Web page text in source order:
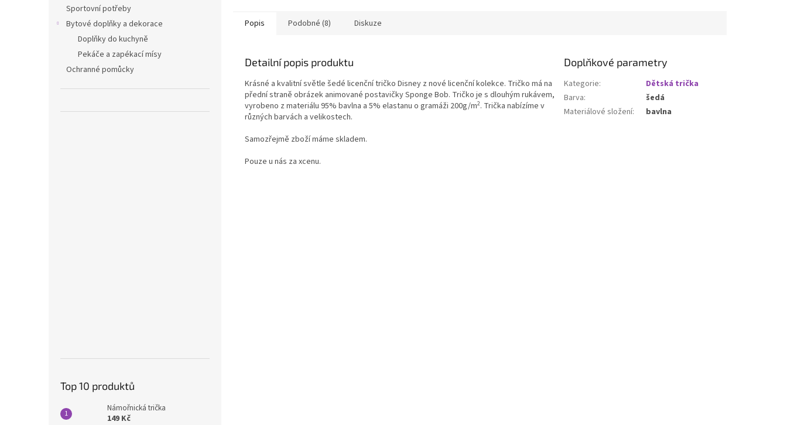
Sportovní potřeby
Bytové doplňky a dekorace
Doplňky do kuchyně
Pekáče a zapékací mísy
Ochranné pomůcky
Top 10 produktů
Námořnická trička
149 Kč
Popis Podobné (8) Diskuze
Detailní popis produktu
Krásné a kvalitní světle šedé licenční tričko Disney z nové licenční kolekce. Tričko má na
přední straně obrázek animované postavičky Sponge Bob. Tričko je s dlouhým rukávem,
vyrobeno z materiálu 95% bavlna a 5% elastanu o gramáži 200g/m2. Trička nabízíme v
různých barvách a velikostech.
Samozřejmě zboží máme skladem.
Pouze u nás za xcenu.
Doplňkové parametry
Kategorie:
Dětská trička
Barva:
šedá
Materiálové složení: bavlna